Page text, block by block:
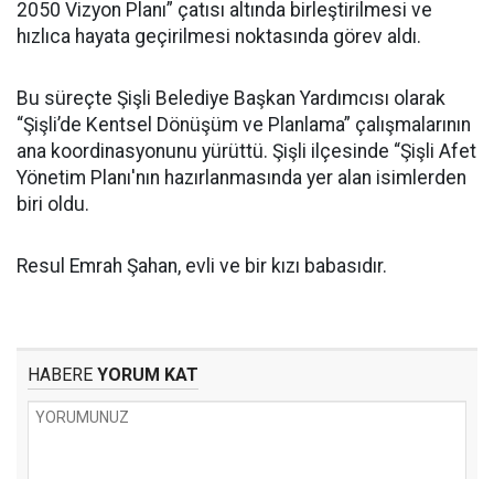
2050 Vizyon Planı” çatısı altında birleştirilmesi ve
hızlıca hayata geçirilmesi noktasında görev aldı.
Bu süreçte Şişli Belediye Başkan Yardımcısı olarak
“Şişli’de Kentsel Dönüşüm ve Planlama” çalışmalarının
ana koordinasyonunu yürüttü. Şişli ilçesinde “Şişli Afet
Yönetim Planı'nın hazırlanmasında yer alan isimlerden
biri oldu.
Resul Emrah Şahan, evli ve bir kızı babasıdır.
HABERE YORUM KAT